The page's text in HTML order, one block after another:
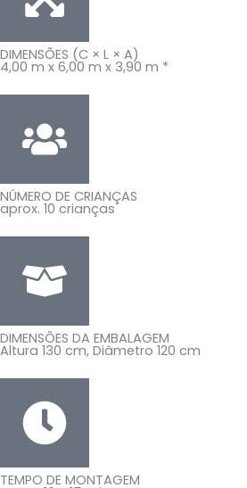
DIMENSÕES (C × L × A)
4,00 m x 6,00 m x 3,90 m *
NÚMERO DE CRIANÇAS
aprox. 10 crianças
DIMENSÕES DA EMBALAGEM
Altura 130 cm, Diâmetro 120 cm
TEMPO DE MONTAGEM